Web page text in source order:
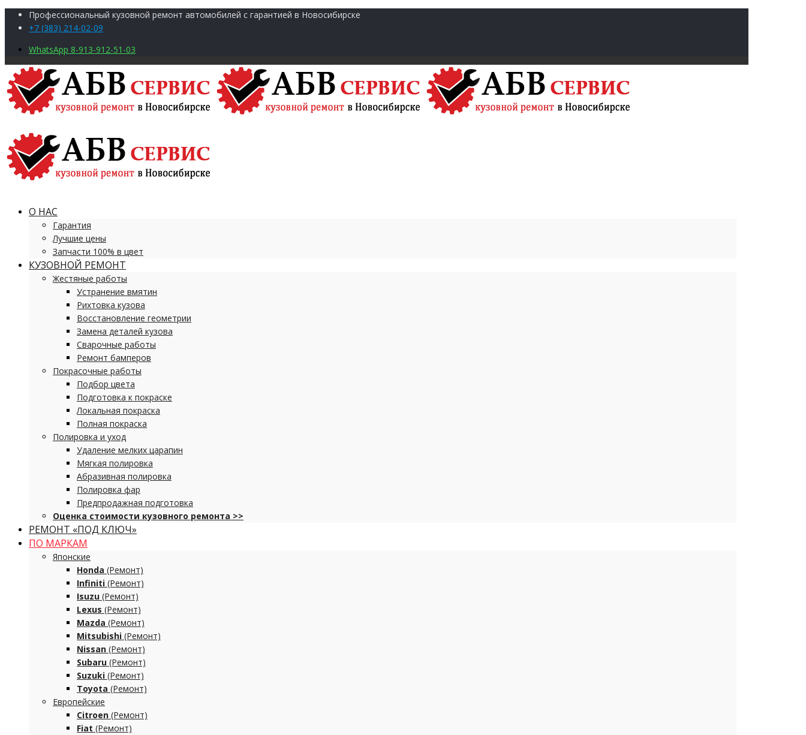
Профессиональный кузовной ремонт автомобилей с гарантией в Новосибирске
+7 (383) 214-02-09
WhatsApp 8-913-912-51-03
О НАС
Гарантия
Лучшие цены
Запчасти 100% в цвет
КУЗОВНОЙ РЕМОНТ
Жестяные работы
Устранение вмятин
Рихтовка кузова
Восстановление геометрии
Замена деталей кузова
Сварочные работы
Ремонт бамперов
Покрасочные работы
Подбор цвета
Подготовка к покраске
Локальная покраска
Полная покраска
Полировка и уход
Удаление мелких царапин
Мягкая полировка
Абразивная полировка
Полировка фар
Предпродажная подготовка
Оценка стоимости кузовного ремонта >>
РЕМОНТ «ПОД КЛЮЧ»
ПО МАРКАМ
Японские
Honda (Ремонт)
Infiniti (Ремонт)
Isuzu (Ремонт)
Lexus (Ремонт)
Mazda (Ремонт)
Mitsubishi (Ремонт)
Nissan (Ремонт)
Subaru (Ремонт)
Suzuki (Ремонт)
Toyota (Ремонт)
Европейские
Citroen (Ремонт)
Fiat (Ремонт)